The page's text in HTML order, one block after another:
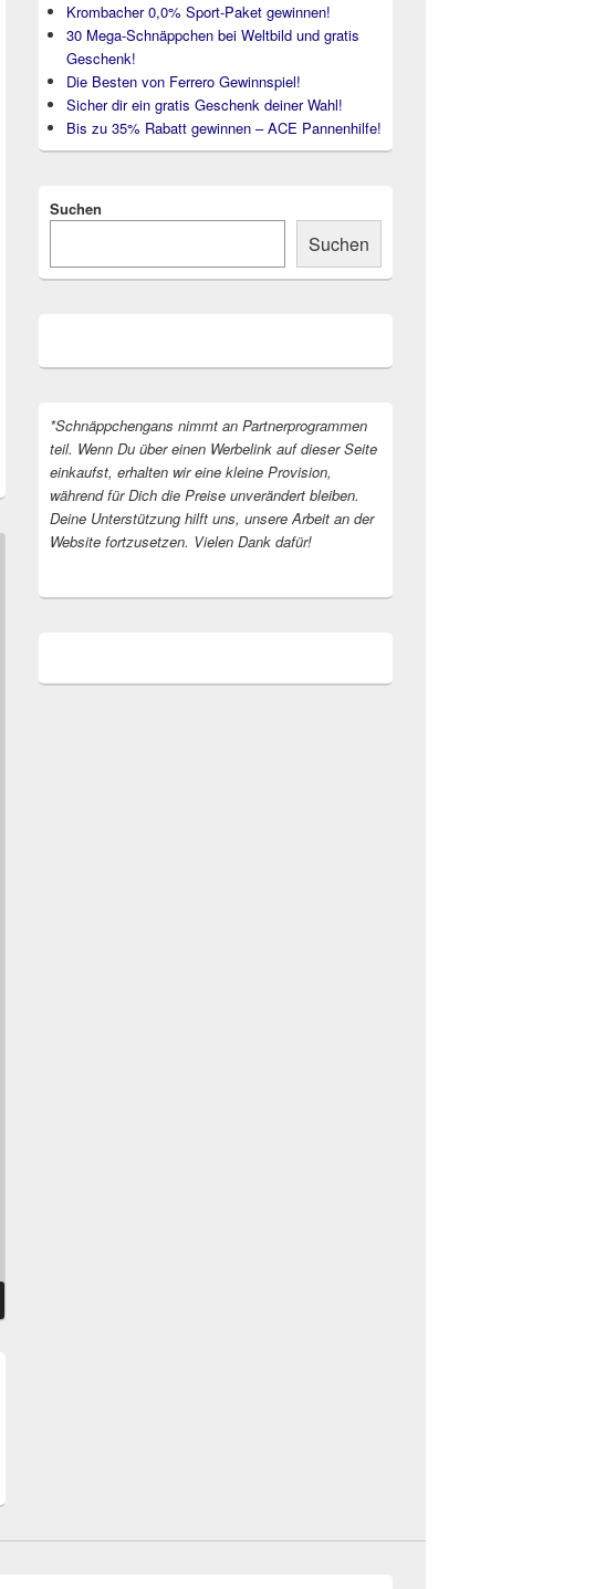
Krombacher 0,0% Sport-Paket gewinnen!
30 Mega-Schnäppchen bei Weltbild und gratis
Geschenk!
Die Besten von Ferrero Gewinnspiel!
Sicher dir ein gratis Geschenk deiner Wahl!
Bis zu 35% Rabatt gewinnen – ACE Pannenhilfe!
Suchen
Suchen
*Schnäppchengans nimmt an Partnerprogrammen
teil. Wenn Du über einen Werbelink auf dieser Seite
einkaufst, erhalten wir eine kleine Provision,
während für Dich die Preise unverändert bleiben.
Deine Unterstützung hilft uns, unsere Arbeit an der
Website fortzusetzen. Vielen Dank dafür!